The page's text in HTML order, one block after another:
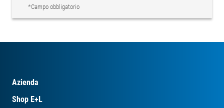
*Campo obbligatorio
Azienda
Shop E+L